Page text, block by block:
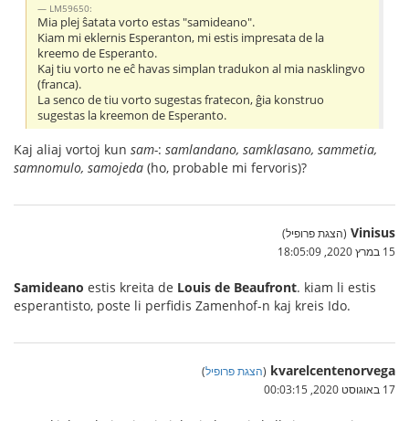
LM59650:
Mia plej ŝatata vorto estas "samideano".
Kiam mi eklernis Esperanton, mi estis impresata de la
kreemo de Esperanto.
Kaj tiu vorto ne eĉ havas simplan tradukon al mia nasklingvo
(franca).
La senco de tiu vorto sugestas fratecon, ĝia konstruo
sugestas la kreemon de Esperanto.
Kaj aliaj vortoj kun sam-: samlandano, samklasano, sammetia,
samnomulo, samojeda (ho, probable mi fervoris)?
Vinisus (הצגת פרופיל)
15 במרץ 2020, 18:05:09
Samideano estis kreita de Louis de Beaufront. kiam li estis
esperantisto, poste li perfidis Zamenhof-n kaj kreis Ido.
kvarelcentenorvega
(הצגת פרופיל)
17 באוגוסט 2020, 00:03:15